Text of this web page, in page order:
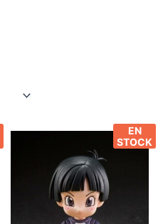
EN
STOCK